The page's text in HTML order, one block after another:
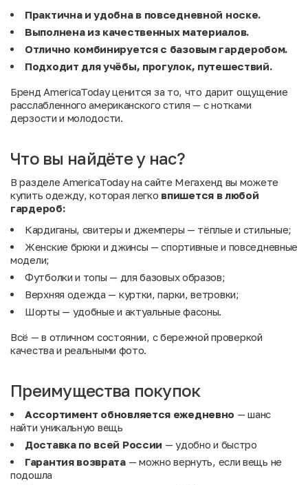
Практична и удобна в повседневной носке.
Выполнена из качественных материалов.
Отлично комбинируется с базовым гардеробом.
Подходит для учёбы, прогулок, путешествий.
Бренд AmericaToday ценится за то, что дарит ощущение
расслабленного американского стиля — с нотками
дерзости и молодости.
Что вы найдёте у нас?
В разделе AmericaToday на сайте Мегахенд вы можете
купить одежду, которая легко впишется в любой
гардероб:
Кардиганы, свитеры и джемперы — тёплые и стильные;
Женские брюки и джинсы — спортивные и повседневные
модели;
Футболки и топы — для базовых образов;
Верхняя одежда — куртки, парки, ветровки;
Шорты — удобные и актуальные фасоны.
Всё — в отличном состоянии, с бережной проверкой
качества и реальными фото.
Преимущества покупок
Ассортимент обновляется ежедневно — шанс
найти уникальную вещь
Доставка по всей России — удобно и быстро
Гарантия возврата— можно вернуть, если вещь не
подошла